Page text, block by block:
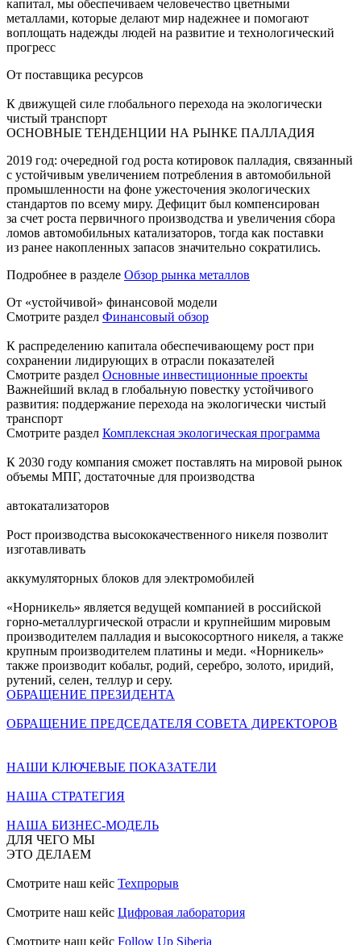
капитал, мы обеспечиваем человечество цветными
металлами, которые делают мир надежнее и помогают
воплощать надежды людей на развитие и технологический
прогресс
От поставщика ресурсов
К движущей силе глобального перехода на экологически
чистый транспорт
ОСНОВНЫЕ ТЕНДЕНЦИИ НА РЫНКЕ ПАЛЛАДИЯ
2019 год: очередной год роста котировок палладия, связанный
с устойчивым увеличением потребления в автомобильной
промышленности на фоне ужесточения экологических
стандартов по всему миру. Дефицит был компенсирован
за счет роста первичного производства и увеличения сбора
ломов автомобильных катализаторов, тогда как поставки
из ранее накопленных запасов значительно сократились.
Подробнее в разделе Обзор рынка металлов
От «устойчивой» финансовой модели
Смотрите раздел Финансовый обзор
К распределению капитала обеспечивающему рост при
сохранении лидирующих в отрасли показателей
Смотрите раздел Основные инвестиционные проекты
Важнейший вклад в глобальную повестку устойчивого
развития: поддержание перехода на экологически чистый
транспорт
Смотрите раздел Комплексная экологическая программа
К 2030 году компания сможет поставлять на мировой рынок
объемы МПГ, достаточные для производства
автокатализаторов
Рост производства высококачественного никеля позволит
изготавливать
аккумуляторных блоков для электромобилей
«Норникель» является ведущей компанией в российской
горно-металлургической отрасли и крупнейшим мировым
производителем палладия и высокосортного никеля, а также
крупным производителем платины и меди. «Норникель»
также производит кобальт, родий, серебро, золото, иридий,
рутений, селен, теллур и серу.
ОБРАЩЕНИЕ ПРЕЗИДЕНТА
ОБРАЩЕНИЕ ПРЕДСЕДАТЕЛЯ СОВЕТА ДИРЕКТОРОВ
НАШИ КЛЮЧЕВЫЕ ПОКАЗАТЕЛИ
НАША СТРАТЕГИЯ
НАША БИЗНЕС-МОДЕЛЬ
ДЛЯ ЧЕГО МЫ
ЭТО ДЕЛАЕМ
Смотрите наш кейс Техпрорыв
Смотрите наш кейс Цифровая лаборатория
Смотрите наш кейс Follow Up Siberia